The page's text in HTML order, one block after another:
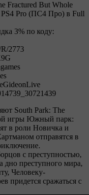
Fractured But Whole
Pro (ПС4 Про) в Full
3% по коду:
2773
South Park: The
игры Южный парк:
в роли Новичка и
отправятся в
с преступностью,
дно преступного мира,
Человеку-
придется сражаться с